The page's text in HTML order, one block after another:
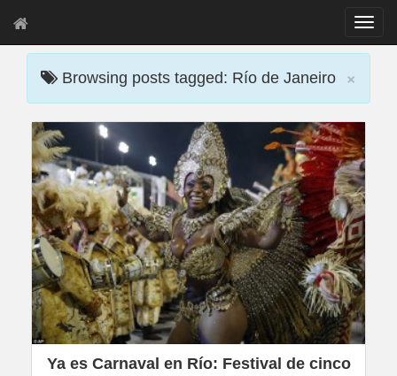
T
o
g
a
v
i
g
a
t
i
o
n
×
Browsing posts tagged: Río de Janeiro
Ya es Carnaval en Río: Festival de cinco